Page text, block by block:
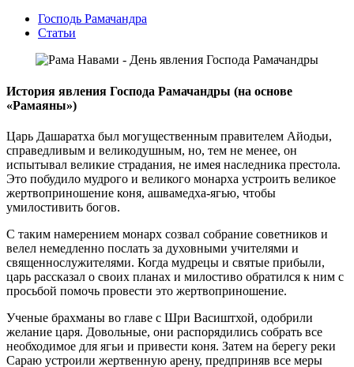
Господь Рамачандра
Статьи
История явления Господа Рамачандры (на основе
«Рамаяны»)
Царь Дашаратха был могущественным правителем Айодьи,
справедливым и великодушным, но, тем не менее, он
испытывал великие страдания, не имея наследника престола.
Это побудило мудрого и великого монарха устроить великое
жертвоприношение коня, ашвамедха-ягью, чтобы
умилостивить богов.
С таким намерением монарх созвал собрание советников и
велел немедленно послать за духовными учителями и
священнослужителями. Когда мудрецы и святые прибыли,
царь рассказал о своих планах и милостиво обратился к ним с
просьбой помочь провести это жертвоприношение.
Ученые брахманы во главе с Шри Васиштхой, одобрили
желание царя. Довольные, они распорядились собрать все
необходимое для ягьи и привести коня. Затем на берегу реки
Сараю устроили жертвенную арену, предприняв все меры